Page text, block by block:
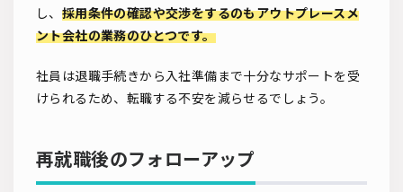
し、 採用条件の確認や交渉をするのもアウトプレースメ
ント会社の業務のひとつです。
社員は退職手続きから入社準備まで十分なサポートを受
けられるため、転職する不安を減らせるでしょう。
再就職後のフォローアップ